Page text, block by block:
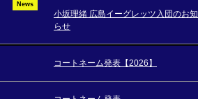
News
小坂理緒 広島イーグレッツ入団のお知
らせ
コートネーム発表【2026】